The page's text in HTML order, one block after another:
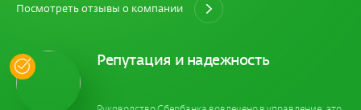
Посмотреть отзывы о компании
Репутация и надежность